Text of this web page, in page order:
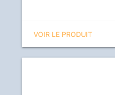
VOIR LE PRODUIT